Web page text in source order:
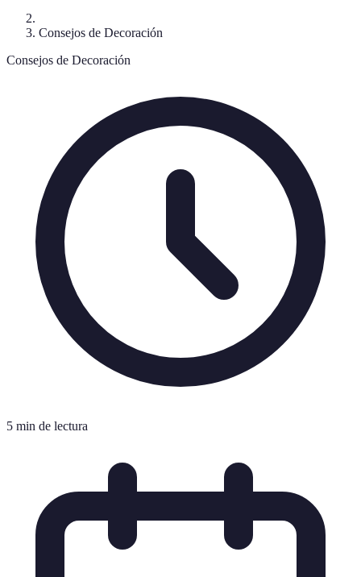
Consejos de Decoración
Consejos de Decoración
5 min de lectura